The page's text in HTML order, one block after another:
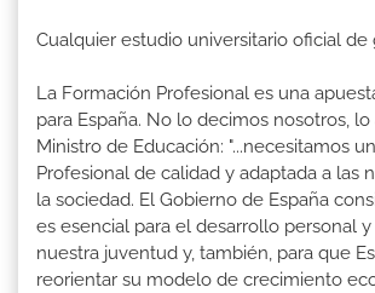
Cualquier estudio universitario oficial de
La Formación Profesional es una
para España. No lo decimos nosotros,
Ministro de Educación: "...necesitamos
Profesional de calidad y adaptada a las
la sociedad. El Gobierno de España
es esencial para el desarrollo personal
nuestra juventud y, también, para que
reorientar su modelo de crecimiento